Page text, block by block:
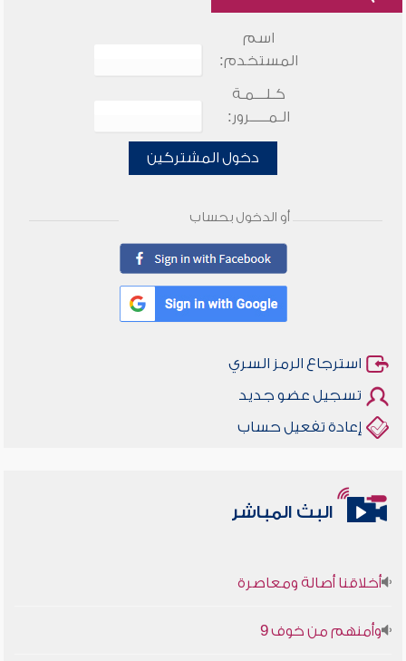
اسم
المستخدم:
كـلـــمـة
الـمـــــرور:
دخول المشتركين
أو الدخول بحساب
استرجاع الرمز السري
تسجيل عضو جديد
إعادة تفعيل حساب
البث المباشر
أخلاقنا أصالة ومعاصرة
وأمنهم من خوف 9